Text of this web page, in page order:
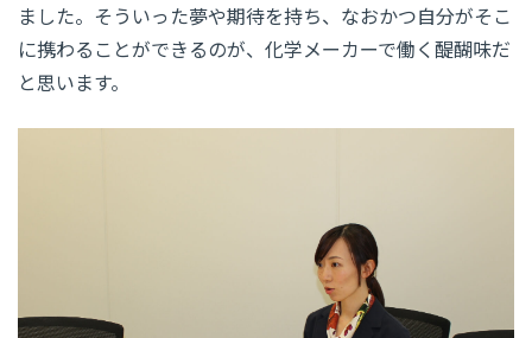
ました。そういった夢や期待を持ち、なおかつ自分がそこ
に携わることができるのが、化学メーカーで働く醍醐味だ
と思います。